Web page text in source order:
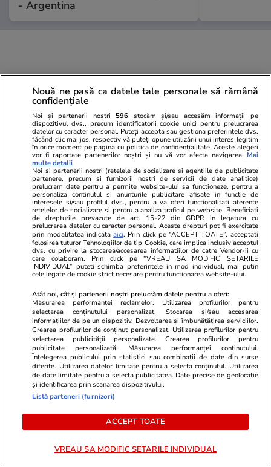
- Argentina
PARTENERI
Revoltă în jurul lui Bolojan:
împotriva „neoprogresismului”
Nouă ne pasă ca datele tale personale să rămână
confidențiale
Noi și partenerii noștri 596 stocăm și/sau accesăm informații pe
dispozitivul dvs., precum identificatorii cookie unici pentru prelucrarea
datelor cu caracter personal. Puteți accepta sau gestiona preferințele dvs.
făcând clic mai jos, respectiv vă puteți opune utilizării unui interes legitim
în orice moment pe pagina cu politica de confidențialitate. Aceste alegeri
vor fi raportate partenerilor noștri și nu vă vor afecta navigarea. Mai
multe detalii
Noi si partenerii nostri (retelele de socializare si agentiile de publicitate
partenere, precum si furnizorii nostri de servicii de date analitice)
prelucram date pentru a permite website-ului sa functioneze, pentru a
personaliza continutul si anunturile publicitare afisate in functie de
interesele si/sau profilul dvs., pentru a va oferi functionalitati aferente
retelelor de socializare si pentru a analiza traficul pe website. Beneficiati
de drepturile prevazute de art. 15-22 din GDPR in legatura cu
prelucrarea datelor cu caracter personal. Aceste drepturi pot fi exercitate
prin modalitatea indicataaici. Prin click pe “ACCEPT TOATE”, acceptati
folosirea tuturor Tehnologiilor de tip Cookie, care implica inclusiv acceptul
dvs. cu privire la stocarea/accesarea informatiilor de catre Vendor-ii cu
care colaboram. Prin click pe “VREAU SA MODIFIC SETARILE
INDIVIDUAL” puteti schimba preferintele in mod individual, mai putin
cele legate de cookie strict necesare pentru functionarea website-ului.
Atât noi, cât și partenerii noștri prelucrăm datele pentru a oferi:
Măsurarea performanței reclamelor. Utilizarea profilurilor pentru
selectarea conținutului personalizat. Stocarea și/sau accesarea
informațiilor de pe un dispozitiv. Dezvoltarea și îmbunătățirea serviciilor.
Crearea profilurilor de conținut personalizat. Utilizarea profilurilor pentru
selectarea publicității personalizate. Crearea profilurilor pentru
publicitate personalizată. Măsurarea performanței conținutului.
Înțelegerea publicului prin statistici sau combinații de date din surse
diferite. Utilizarea datelor limitate pentru a selecta conținutul. Utilizarea
de date limitate pentru a selecta publicitatea. Date precise de geolocație
și identificarea prin scanarea dispozitivului.
Listă parteneri (furnizori)
ACCEPT TOATE
VREAU SA MODIFIC SETARILE INDIVIDUAL